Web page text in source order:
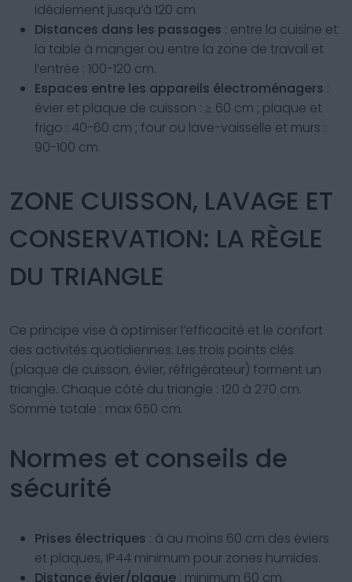
idéalement jusqu’à 120 cm.
Distances dans les passages : entre la cuisine et
la table à manger ou entre la zone de travail et
l’entrée : 100-120 cm.
Espaces entre les appareils électroménagers :
évier et plaque de cuisson : ≥ 60 cm ; plaque et
frigo : 40-60 cm ; four ou lave-vaisselle et murs :
90-100 cm.
ZONE CUISSON, LAVAGE ET
CONSERVATION: LA RÈGLE
DU TRIANGLE
Ce principe vise à optimiser l’efficacité et le confort
des activités quotidiennes. Les trois points clés
(plaque de cuisson, évier, réfrigérateur) forment un
triangle. Chaque côté du triangle : 120 à 270 cm.
Somme totale : max 650 cm.
Normes et conseils de
sécurité
Prises électriques : à au moins 60 cm des éviers
et plaques, IP44 minimum pour zones humides.
Distance évier/plaque : minimum 60 cm.